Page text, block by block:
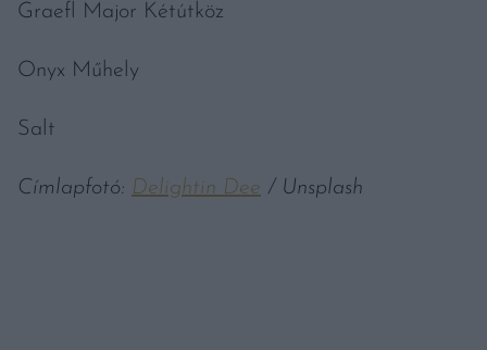
Graefl Major Kétútköz
Onyx Műhely
Salt
Címlapfotó: Delightin Dee / Unsplash